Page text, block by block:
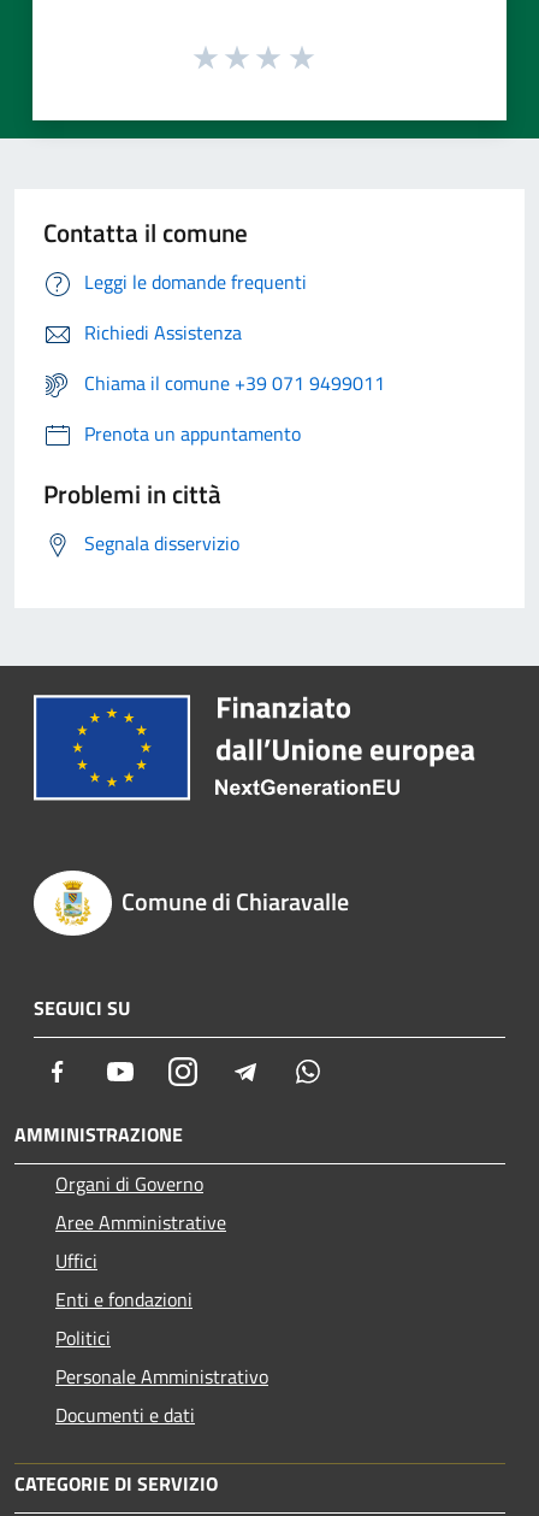
Contatta il comune
Leggi le domande frequenti
Richiedi Assistenza
Chiama il comune +39 071 9499011
Prenota un appuntamento
Problemi in città
Segnala disservizio
Comune di Chiaravalle
SEGUICI SU
Facebook YoutubeInstagram Telegram
AMMINISTRAZIONE
Organi di Governo
Aree Amministrative
Uffici
Enti e fondazioni
Politici
Personale Amministrativo
Documenti e dati
CATEGORIE DI SERVIZIO